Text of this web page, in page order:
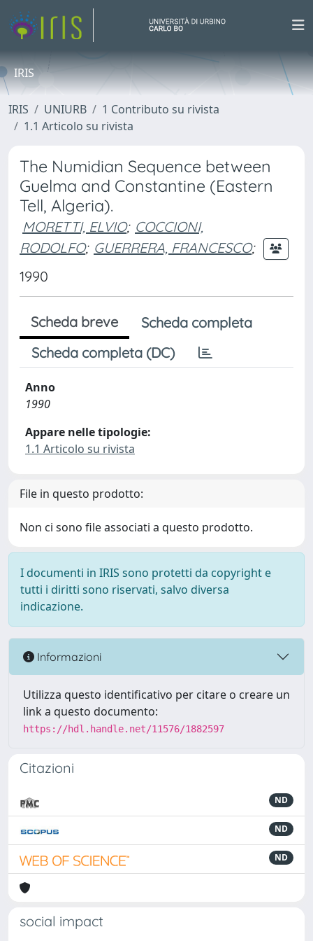
IRIS
IRIS UNIURB
1 Contributo su rivista
1.1 Articolo su rivista
The Numidian Sequence between
Guelma and Constantine (Eastern
Tell, Algeria).
MORETTI, ELVIO; COCCIONI,
RODOLFO; GUERRERA, FRANCESCO;
1990
Scheda breve
Scheda completa
Scheda completa (DC)
Anno
1990
Appare nelle tipologie:
1.1 Articolo su rivista
File in questo prodotto:
Non ci sono file associati a questo prodotto.
I documenti in IRIS sono protetti da copyright e
tutti i diritti sono riservati, salvo diversa
indicazione.
Informazioni
Utilizza questo identificativo per citare o creare un
link a questo documento:
https://hdl.handle.net/11576/1882597
Citazioni
ND
ND
ND
social impact